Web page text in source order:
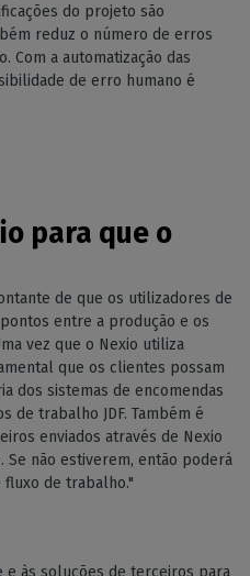
do projeto são
reduz o número de erros
Com a automatização das
de erro humano é
para que o
de que os utilizadores de
entre a produção e os
vez que o Nexio utiliza
que os clientes possam
dos sistemas de encomendas
de trabalho JDF. Também é
enviados através de Nexio
não estiverem, então poderá
de trabalho."
e às soluções de terceiros para